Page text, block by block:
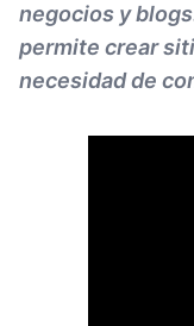
negocios y
permite crear
necesidad de